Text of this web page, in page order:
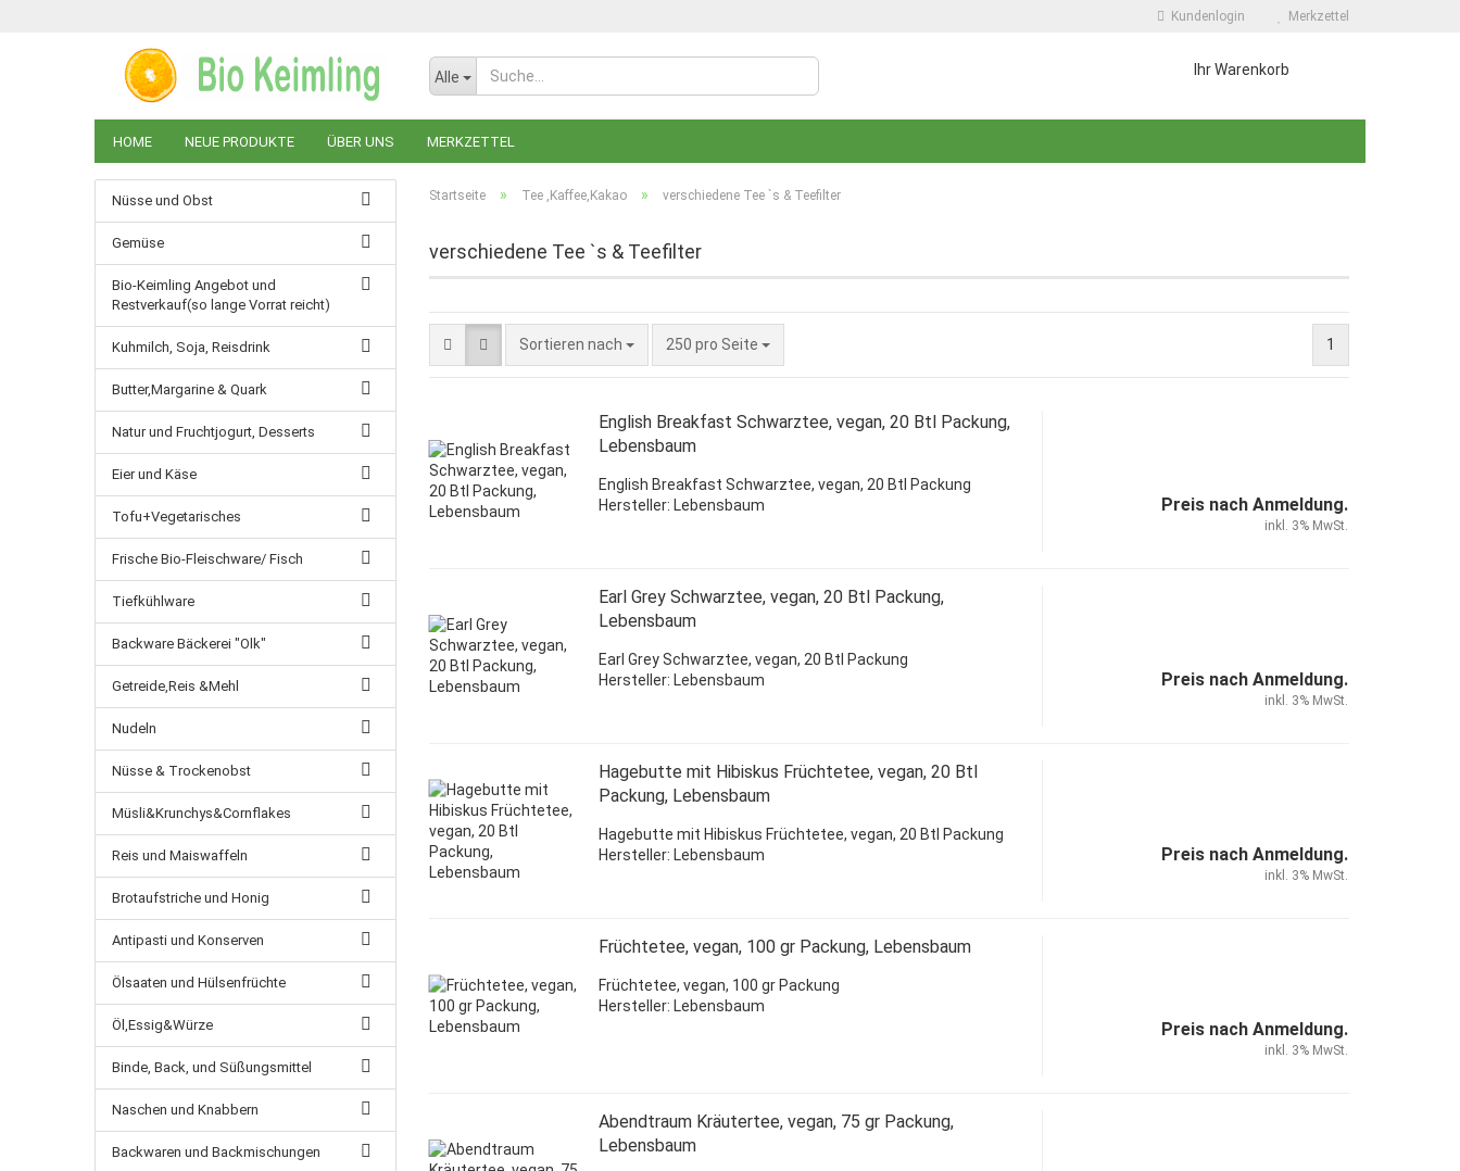
Kundenlogin
Konto erstellen
Merkzettel
Alle Ihr Warenkorb
HOME NEUE PRODUKTE ÜBER UNS MERKZETTEL
Startseite » Tee ,Kaffee,Kakao » verschiedene Tee `s & Teefilter
verschiedene Tee `s & Teefilter
Sortieren nach 250 pro Seite 1
English Breakfast Schwarztee, vegan, 20 Btl Packung,
Lebensbaum
English Breakfast Schwarztee, vegan, 20 Btl Packung
Hersteller: Lebensbaum
Preis nach Anmeldung.
inkl. 3% MwSt.
Earl Grey Schwarztee, vegan, 20 Btl Packung,
Lebensbaum
Earl Grey Schwarztee, vegan, 20 Btl Packung
Hersteller: Lebensbaum
Preis nach Anmeldung.
inkl. 3% MwSt.
Hagebutte mit Hibiskus Früchtetee, vegan, 20 Btl
Packung, Lebensbaum
Hagebutte mit Hibiskus Früchtetee, vegan, 20 Btl Packung
Hersteller: Lebensbaum
Preis nach Anmeldung.
inkl. 3% MwSt.
Früchtetee, vegan, 100 gr Packung, Lebensbaum
Früchtetee, vegan, 100 gr Packung
Hersteller: Lebensbaum
Preis nach Anmeldung.
inkl. 3% MwSt.
Abendtraum Kräutertee, vegan, 75 gr Packung,
Lebensbaum
Nüsse und Obst
Gemüse
Bio-Keimling Angebot und
Restverkauf(so lange Vorrat reicht)
Kuhmilch, Soja, Reisdrink
Butter,Margarine & Quark
Natur und Fruchtjogurt, Desserts
Eier und Käse
Tofu+Vegetarisches
Frische Bio-Fleischware/ Fisch
Tiefkühlware
Backware Bäckerei "Olk"
Getreide,Reis &Mehl
Nudeln
Nüsse & Trockenobst
Müsli&Krunchys&Cornflakes
Reis und Maiswaffeln
Brotaufstriche und Honig
Antipasti und Konserven
Ölsaaten und Hülsenfrüchte
Öl,Essig&Würze
Binde, Back, und Süßungsmittel
Naschen und Knabbern
Backwaren und Backmischungen